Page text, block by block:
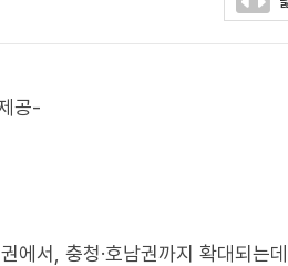
공-
에서, 충청·호남권까지 확대되는